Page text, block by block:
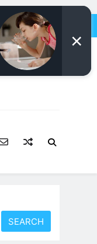
SEARCH